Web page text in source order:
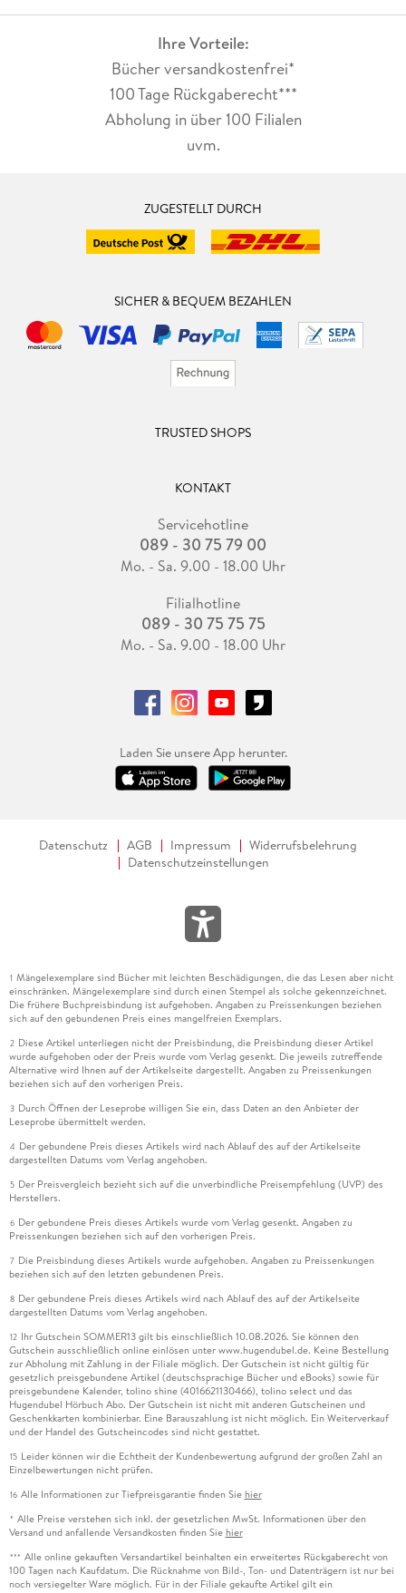
Ihre Vorteile:
Bücher versandkostenfrei*
100 Tage Rückgaberecht***
Abholung in über 100 Filialen
uvm.
ZUGESTELLT DURCH
SICHER & BEQUEM BEZAHLEN
TRUSTED SHOPS
KONTAKT
Servicehotline
089 - 30 75 79 00
Mo. - Sa. 9.00 - 18.00 Uhr
Filialhotline
089 - 30 75 75 75
Mo. - Sa. 9.00 - 18.00 Uhr
Laden Sie unsere App herunter.
Datenschutz AGB Impressum
Widerrufsbelehrung
Datenschutzeinstellungen
1 Mängelexemplare sind Bücher mit leichten Beschädigungen, die das Lesen aber nicht
einschränken. Mängelexemplare sind durch einen Stempel als solche gekennzeichnet.
Die frühere Buchpreisbindung ist aufgehoben. Angaben zu Preissenkungen beziehen
sich auf den gebundenen Preis eines mangelfreien Exemplars.
2 Diese Artikel unterliegen nicht der Preisbindung, die Preisbindung dieser Artikel
wurde aufgehoben oder der Preis wurde vom Verlag gesenkt. Die jeweils zutreffende
Alternative wird Ihnen auf der Artikelseite dargestellt. Angaben zu Preissenkungen
beziehen sich auf den vorherigen Preis.
3 Durch Öffnen der Leseprobe willigen Sie ein, dass Daten an den Anbieter der
Leseprobe übermittelt werden.
4 Der gebundene Preis dieses Artikels wird nach Ablauf des auf der Artikelseite
dargestellten Datums vom Verlag angehoben.
5 Der Preisvergleich bezieht sich auf die unverbindliche Preisempfehlung (UVP) des
Herstellers.
6 Der gebundene Preis dieses Artikels wurde vom Verlag gesenkt. Angaben zu
Preissenkungen beziehen sich auf den vorherigen Preis.
7 Die Preisbindung dieses Artikels wurde aufgehoben. Angaben zu Preissenkungen
beziehen sich auf den letzten gebundenen Preis.
8 Der gebundene Preis dieses Artikels wird nach Ablauf des auf der Artikelseite
dargestellten Datums vom Verlag angehoben.
12 Ihr Gutschein SOMMER13 gilt bis einschließlich 10.08.2026. Sie können den
Gutschein ausschließlich online einlösen unter www.hugendubel.de. Keine Bestellung
zur Abholung mit Zahlung in der Filiale möglich. Der Gutschein ist nicht gültig für
gesetzlich preisgebundene Artikel (deutschsprachige Bücher und eBooks) sowie für
preisgebundene Kalender, tolino shine (4016621130466), tolino select und das
Hugendubel Hörbuch Abo. Der Gutschein ist nicht mit anderen Gutscheinen und
Geschenkkarten kombinierbar. Eine Barauszahlung ist nicht möglich. Ein Weiterverkauf
und der Handel des Gutscheincodes sind nicht gestattet.
15 Leider können wir die Echtheit der Kundenbewertung aufgrund der großen Zahl an
Einzelbewertungen nicht prüfen.
16 Alle Informationen zur Tiefpreisgarantie finden Sie hier
* Alle Preise verstehen sich inkl. der gesetzlichen MwSt. Informationen über den
Versand und anfallende Versandkosten finden Sie hier
*** Alle online gekauften Versandartikel beinhalten ein erweitertes Rückgaberecht von
100 Tagen nach Kaufdatum. Die Rücknahme von Bild-, Ton- und Datenträgern ist nur bei
noch versiegelter Ware möglich. Für in der Filiale gekaufte Artikel gilt ein